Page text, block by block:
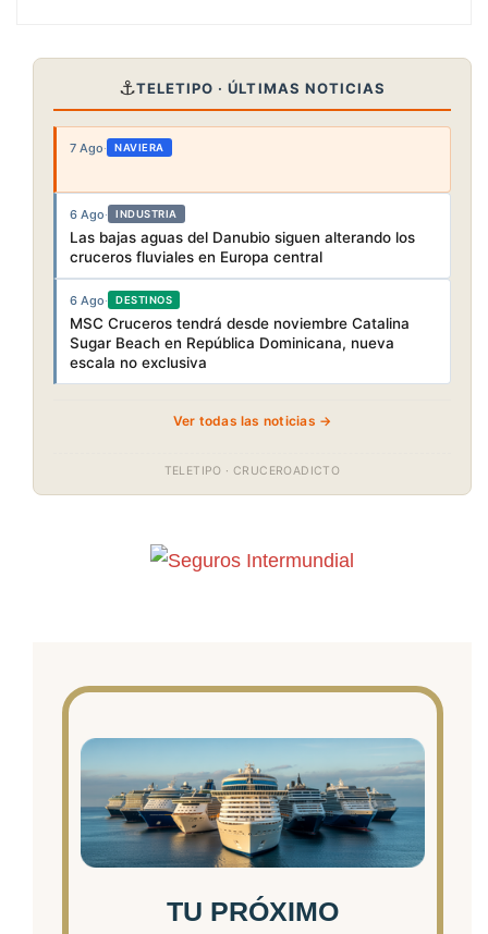
⚓TELETIPO · ÚLTIMAS NOTICIAS
7 Ago· NAVIERA
6 Ago· INDUSTRIA
Las bajas aguas del Danubio siguen alterando los
cruceros fluviales en Europa central
6 Ago· DESTINOS
MSC Cruceros tendrá desde noviembre Catalina
Sugar Beach en República Dominicana, nueva
escala no exclusiva
Ver todas las noticias →
TELETIPO · CRUCEROADICTO